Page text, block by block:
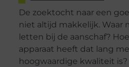
De zoektocht naar een
niet altijd makkelijk. Waar
letten bij de aanschaf?
apparaat heeft dat lang
hoogwaardige kwaliteit